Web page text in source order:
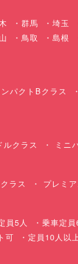
群馬 埼玉
鳥取 島根
ンパクトBクラス
ルクラス ミニ
ラス プレミ
員5人 乗車定員
可 定員10人以